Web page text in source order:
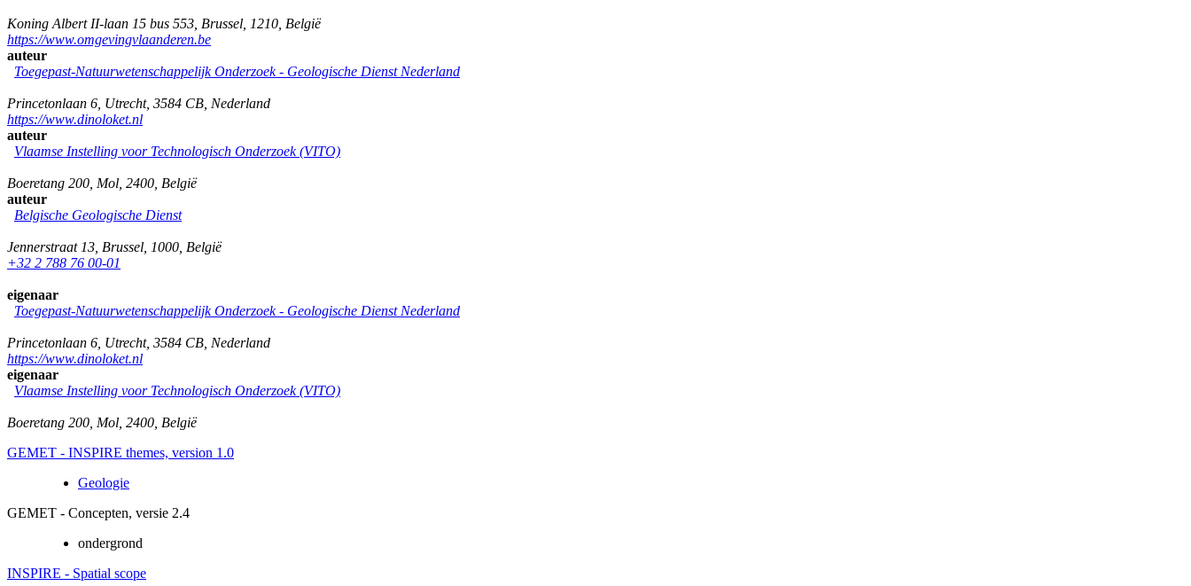
Koning Albert II-laan 15 bus 553 Brussel 1210 België
https://www.omgevingvlaanderen.be
auteur
Toegepast-Natuurwetenschappelijk Onderzoek - Geologische Dienst Nederland
Princetonlaan 6 Utrecht, 3584 CB Nederland
https://www.dinoloket.nl
auteur
Vlaamse Instelling voor Technologisch Onderzoek (VITO)
Boeretang 200 Mol 2400 België
auteur
Belgische Geologische Dienst
Jennerstraat 13 Brussel 1000 België
+32 2 788 76 00-01
eigenaar
Toegepast-Natuurwetenschappelijk Onderzoek - Geologische Dienst Nederland
Princetonlaan 6 Utrecht, 3584 CB Nederland
https://www.dinoloket.nl
eigenaar
Vlaamse Instelling voor Technologisch Onderzoek (VITO)
Boeretang 200 Mol 2400 België
GEMET - INSPIRE themes, version 1.0
Geologie
GEMET - Concepten, versie 2.4
ondergrond
INSPIRE - Spatial scope